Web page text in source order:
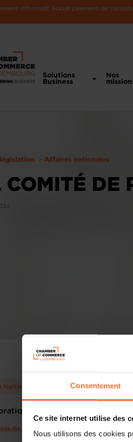
Consentement
Ce site internet utilise des
Nous utilisons des cookies
informatif. Aucun paiement de
Solutions
Business
Nos
Affaires nationales
COMITÉ DE
législation
de projet